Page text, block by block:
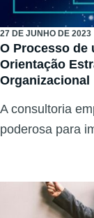
27 DE JUNHO DE 2023
O Processo de
Orientação
Organizacional
A consultoria
poderosa para